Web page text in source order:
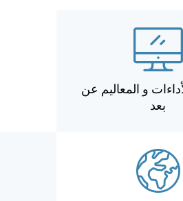
و المعاليم عن
بعد